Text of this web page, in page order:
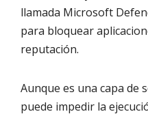
llamada Microsoft
para bloquear
reputación.
Aunque es una capa de
puede impedir la